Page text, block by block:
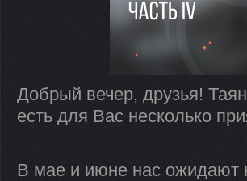
Добрый вечер, друзья!
есть для Вас несколько
В мае и июне нас ожидают